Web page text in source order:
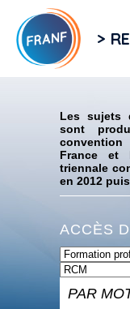
>
Les sujets
sont
France et
triennale
en 2012
ACCÈS